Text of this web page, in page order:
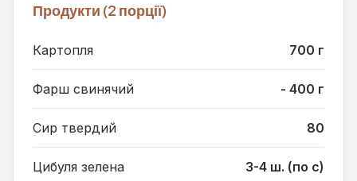
Продукти (2 порції)
Картопля 700 г
Фарш свинячий - 400 г
Сир твердий 80
Цибуля зелена 3-4 ш. (по с)